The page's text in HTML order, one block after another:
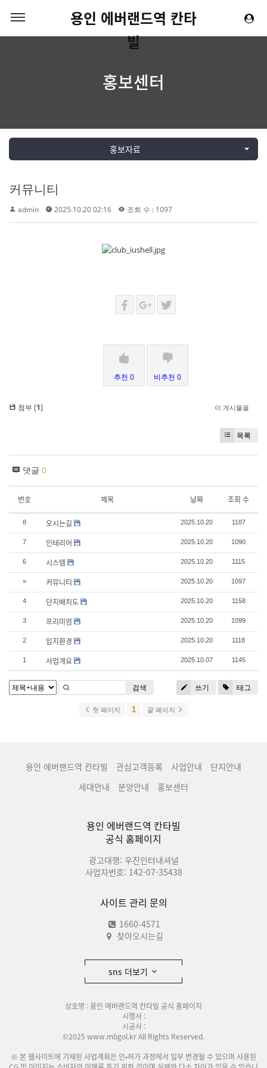
용인 에버랜드역 칸타
빌
홍보센터
홍보자료
커뮤니티
admin 2025.10.20 02:16 조회 수 : 1097
추천 0 비추천 0
첨부 [1] 이 게시물을
목록
댓글 0
번호 제목 날짜 조회 수
8 오시는길 2025.10.20 1187
7 인테리어 2025.10.20 1090
6 시스템 2025.10.20 1115
» 커뮤니티 2025.10.20 1097
4 단지배치도 2025.10.20 1158
3 프리미엄 2025.10.20 1099
2 입지환경 2025.10.20 1118
1 사업개요 2025.10.07 1145
쓰기 태그
검색
첫 페이지 1 끝 페이지
용인 에버랜드역 칸타빌 관심고객등록 사업안내
단지안내
세대안내
분양안내 홍보센터
용인 에버랜드역 칸타빌
공식 홈페이지
광고대행: 우진인터내셔널
사업자번호: 142-07-35438
사이트 관리 문의
1660-4571
찾아오시는길
sns 더보기
상호명 : 용인 에버랜드역 칸타빌 공식 홈페이지
시행사 :
시공사 :
©2025 www.mbgol.kr All Rights Reserved.
※ 본 웹사이트에 기재된 사업계획은 인•허가 과정에서 일부 변경될 수 있으며 사용된